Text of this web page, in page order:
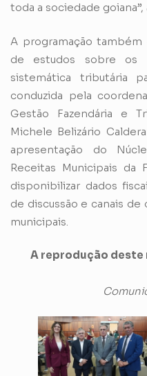
toda a sociedade
A programação
de estudos sobre os
sistemática tributária
conduzida pela
Gestão Fazendária e
Michele Belizário
apresentação do
Receitas Municipais da
disponibilizar dados
de discussão e canais
municipais.
A reprodução